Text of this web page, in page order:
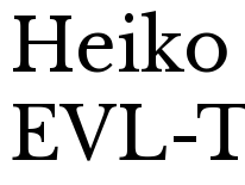
Heiko
EVL-